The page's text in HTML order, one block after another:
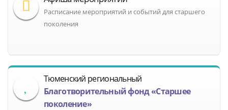
Расписание мероприятий и событий для старшего
поколения
Тюменский региональный
Благотворительный фонд «Старшее
поколение»